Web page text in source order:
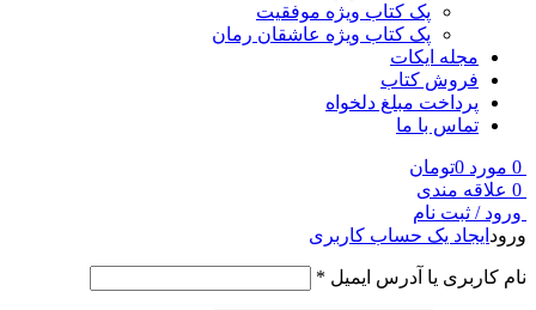
پک کتاب ویژه موفقیت
پک کتاب ویژه عاشقان رمان
مجله ایکات
فروش کتاب
پرداخت مبلغ دلخواه
تماس با ما
0 مورد 0تومان
0 علاقه مندی
ورود / ثبت نام
ورود ایجاد یک حساب کاربری
نام کاربری یا آدرس ایمیل *